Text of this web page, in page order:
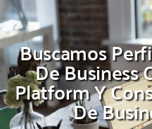
Buscamos
De Business
Platform Y
De